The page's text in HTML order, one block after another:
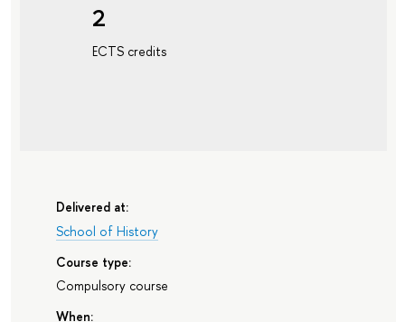
2
ECTS credits
Delivered at:
School of History
Course type:
Compulsory course
When: